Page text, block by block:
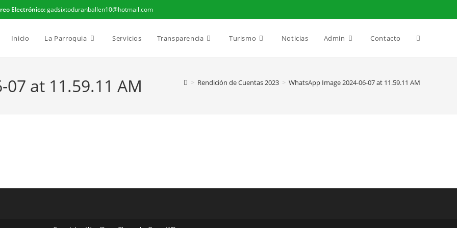
Electrónico:gadsixtoduranballen10@hotmail.com
Inicio La Parroquia Servicios Transparencia Turismo Noticias Admin Contacto Alternar
web
at 11.59.11 AM > Rendición de Cuentas 2023 > WhatsApp Image 2024-06-07 at 11.59.11 AM